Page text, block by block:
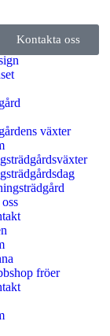
växter
fröer
Kontakta oss